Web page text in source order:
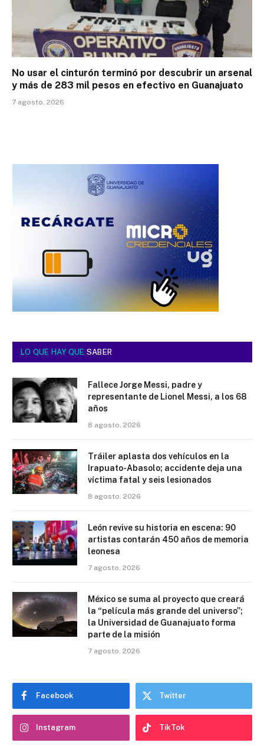
No usar el cinturón terminó por descubrir un arsenal
y más de 283 mil pesos en efectivo en Guanajuato
7 agosto, 2026
LO QUE HAY QUE SABER
Fallece Jorge Messi, padre y
representante de Lionel Messi, a los 68
años
8 agosto, 2026
Tráiler aplasta dos vehículos en la
Irapuato-Abasolo; accidente deja una
víctima fatal y seis lesionados
8 agosto, 2026
León revive su historia en escena: 90
artistas contarán 450 años de memoria
leonesa
7 agosto, 2026
México se suma al proyecto que creará
la “película más grande del universo”;
la Universidad de Guanajuato forma
parte de la misión
7 agosto, 2026
Facebook Twitter
Instagram TikTok